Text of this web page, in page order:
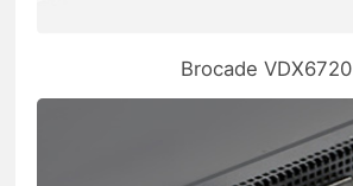
Brocade VDX6720